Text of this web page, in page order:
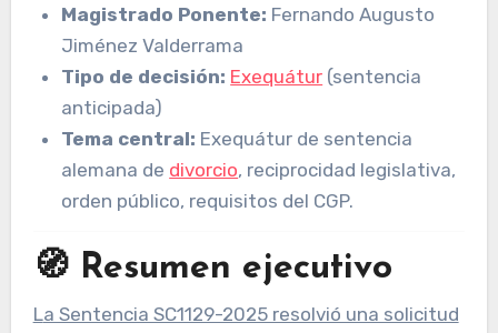
Magistrado Ponente: Fernando Augusto
Jiménez Valderrama
Tipo de decisión: Exequátur (sentencia
anticipada)
Tema central: Exequátur de sentencia
alemana de divorcio, reciprocidad legislativa,
orden público, requisitos del CGP.
🧭 Resumen ejecutivo
La Sentencia SC1129-2025 resolvió una solicitud